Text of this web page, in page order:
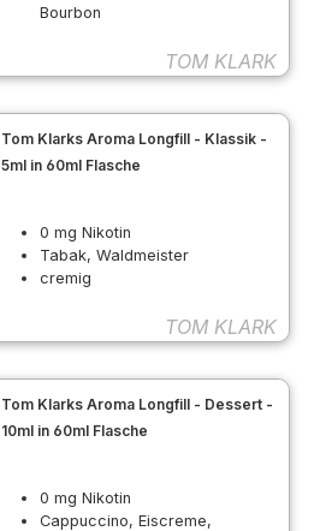
Bourbon
TOM KLARK
Tom Klarks Aroma Longfill - Klassik -
5ml in 60ml Flasche
0 mg Nikotin
Tabak, Waldmeister
cremig
TOM KLARK
Tom Klarks Aroma Longfill - Dessert -
10ml in 60ml Flasche
0 mg Nikotin
Cappuccino, Eiscreme,